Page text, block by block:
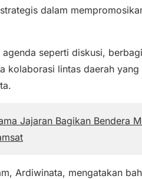
dalam
seperti diskusi, berbagi
kolaborasi lintas daerah yang
Jajaran Bagikan Bendera
Ardiwinata, mengatakan